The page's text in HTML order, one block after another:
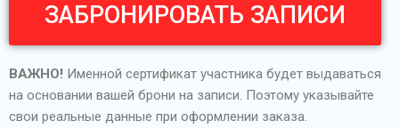
ЗАБРОНИРОВАТЬ ЗАПИСИ
ВАЖНО! Именной сертификат участника будет выдаваться
на основании вашей брони на записи. Поэтому указывайте
свои реальные данные при оформлении заказа.